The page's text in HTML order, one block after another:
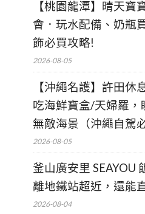
【桃園龍潭】晴天寶
會．玩水配備、奶瓶
飾必買攻略!
2026-08-05
【沖繩名護】許田休
吃海鮮寶盒/天婦羅，
無敵海景（沖繩自駕
2026-08-05
釜山廣安里 SEAYOU
離地鐵站超近，還能
2026-08-04